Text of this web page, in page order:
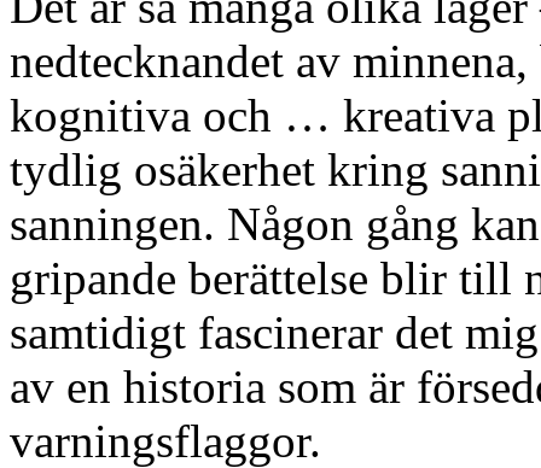
nedtecknandet av
kognitiva och … kreativa
tydlig osäkerhet kring
sanningen. Någon gång
gripande berättelse blir till
samtidigt fascinerar det
av en historia som är
varningsflaggor.